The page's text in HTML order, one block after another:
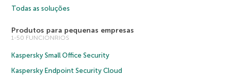
Todas as soluções
Produtos para pequenas empresas
1-50 FUNCIONRIOS
Kaspersky Small Office Security
Kaspersky Endpoint Security Cloud